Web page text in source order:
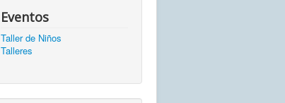
Eventos
Taller de Niños
Talleres